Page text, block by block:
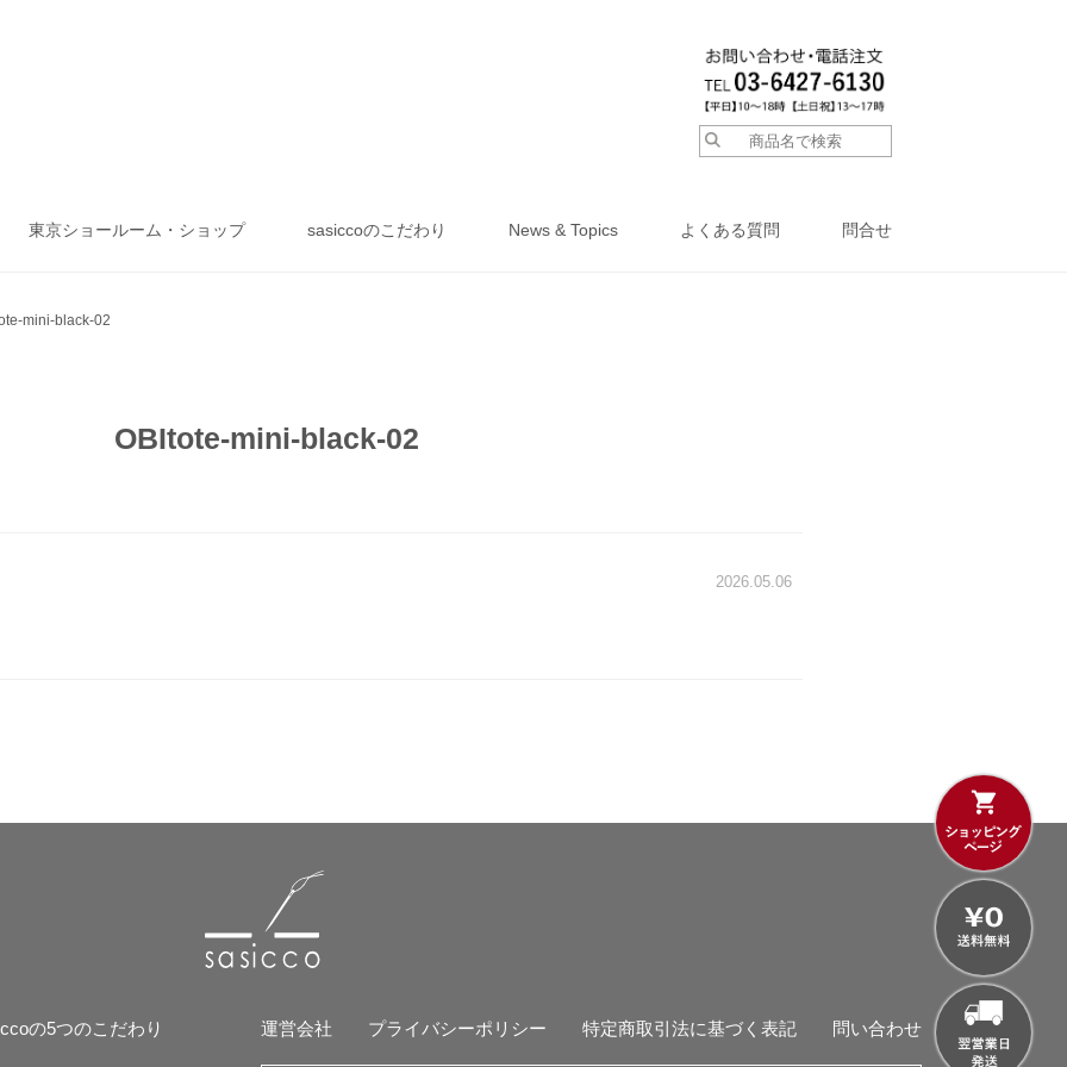
東京ショールーム・ショップ sasiccoのこだわり News & Topics よくある質問 問合せ
mini-black-02
OBItote-mini-black-02
2026.05.06
の5つのこだわり 運営会社 プライバシーポリシー 特定商取引法に基づく表記 問い合わせ